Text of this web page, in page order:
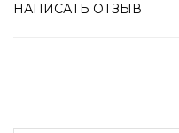
НАПИСАТЬ ОТЗЫВ